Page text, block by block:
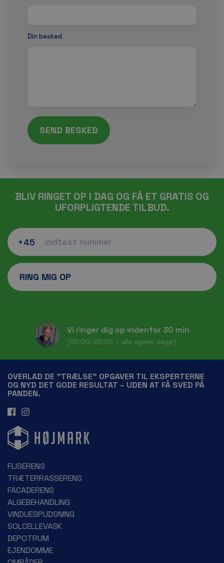
Din besked
BLIV RINGET OP I DAG OG FÅ ET GRATIS OG
UFORPLIGTENDE TILBUD.
+45
Vi ringer dig op indenfor 30 min
(06:00-22:00 – alle ugens dage)
OVERLAD DE ”TRÆLSE” OPGAVER TIL EKSPERTERNE
OG NYD DET GODE RESULTAT – UDEN AT FÅ SVED PÅ
PANDEN.
FLISERENS
TRÆTERRASSERENS
FACADERENS
ALGEBEHANDLING
VINDUESPUDSNING
SOLCELLEVASK
DEPOTRUM
EJENDOMME